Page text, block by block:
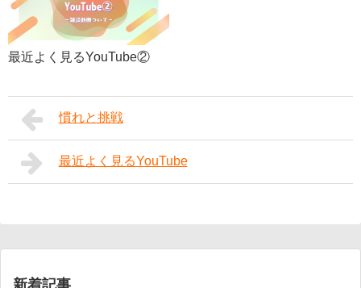
最近よく見るYouTube②
慣れと挑戦
最近よく見るYouTube
新着記事